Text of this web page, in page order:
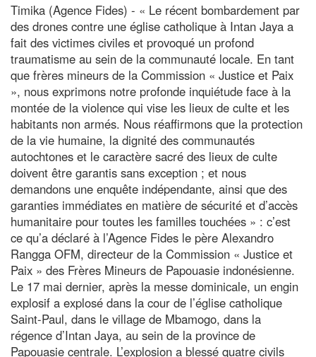
Timika (Agence Fides) - « Le récent bombardement par
des drones contre une église catholique à Intan Jaya a
fait des victimes civiles et provoqué un profond
traumatisme au sein de la communauté locale. En tant
que frères mineurs de la Commission « Justice et Paix
», nous exprimons notre profonde inquiétude face à la
montée de la violence qui vise les lieux de culte et les
habitants non armés. Nous réaffirmons que la protection
de la vie humaine, la dignité des communautés
autochtones et le caractère sacré des lieux de culte
doivent être garantis sans exception ; et nous
demandons une enquête indépendante, ainsi que des
garanties immédiates en matière de sécurité et d’accès
humanitaire pour toutes les familles touchées » : c’est
ce qu’a déclaré à l’Agence Fides le père Alexandro
Rangga OFM, directeur de la Commission « Justice et
Paix » des Frères Mineurs de Papouasie indonésienne.
Le 17 mai dernier, après la messe dominicale, un engin
explosif a explosé dans la cour de l’église catholique
Saint-Paul, dans le village de Mbamogo, dans la
régence d’Intan Jaya, au sein de la province de
Papouasie centrale. L’explosion a blessé quatre civils